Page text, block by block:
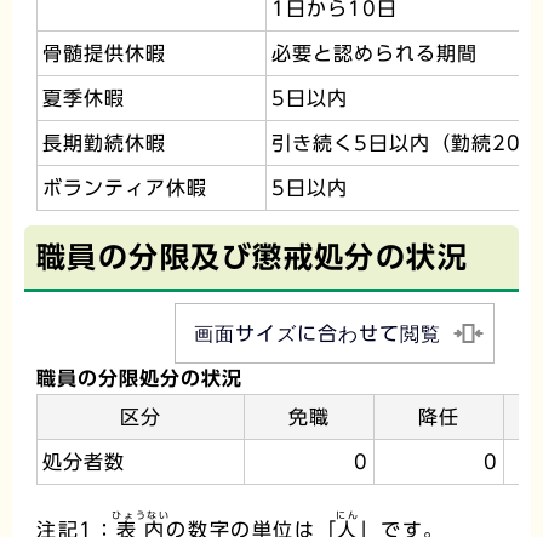
1日から10日
骨髄提供休暇 必要と認められる期間
夏季休暇 5日以内
長期勤続休暇 引き続く5日以内（勤続20
ボランティア休暇 5日以内
職員の分限及び懲戒処分の状況
画面サイズに合わせて閲覧
職員の分限処分の状況
区分
免職 降任
処分者数 0 0
注記1： 表内
ひょうない
の数字の単位は「 人
にん
」です。